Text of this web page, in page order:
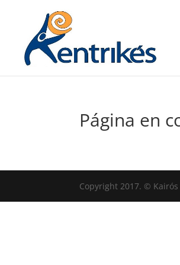
Página en
Copyright 2017. ©